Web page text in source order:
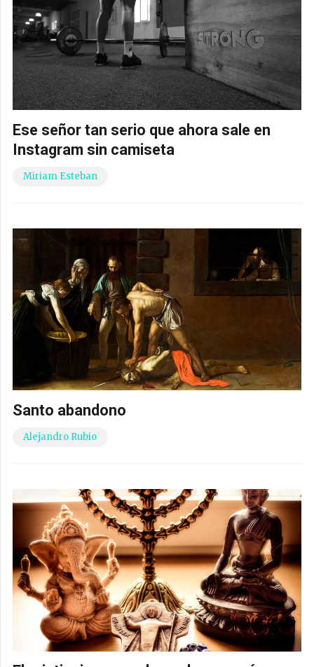
Ese señor tan serio que ahora sale en
Instagram sin camiseta
Miriam Esteban
Santo abandono
Alejandro Rubio